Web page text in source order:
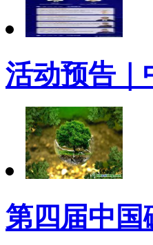
活动预告｜
第四届中国